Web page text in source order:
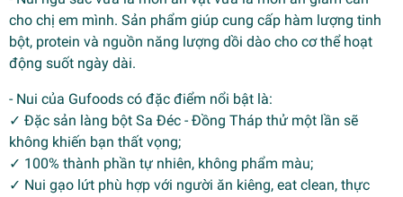
cho chị em mình. Sản phẩm giúp cung cấp hàm lượng tinh
bột, protein và nguồn năng lượng dồi dào cho cơ thể hoạt
động suốt ngày dài.
- Nui của Gufoods có đặc điểm nổi bật là:
✓ Đặc sản làng bột Sa Đéc - Đồng Tháp thử một lần sẽ
không khiến bạn thất vọng;
✓ 100% thành phần tự nhiên, không phẩm màu;
✓ Nui gạo lứt phù hợp với người ăn kiêng, eat clean, thực